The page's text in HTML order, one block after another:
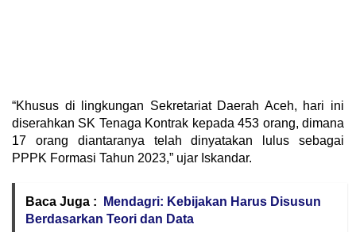
“Khusus di lingkungan Sekretariat Daerah Aceh, hari ini
diserahkan SK Tenaga Kontrak kepada 453 orang, dimana
17 orang diantaranya telah dinyatakan lulus sebagai
PPPK Formasi Tahun 2023,” ujar Iskandar.
Baca Juga :
Mendagri: Kebijakan Harus Disusun
Berdasarkan Teori dan Data